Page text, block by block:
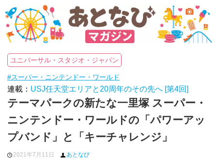
ユニバーサル・スタジオ・ジャパン
#スーパー・ニンテンドー・ワールド
連載： USJ任天堂エリアと20周年のその先へ [第4回]
テーマパークの新たな一里塚 スーパー・
ニンテンドー・ワールドの「パワーアッ
プバンド」と「キーチャレンジ」
2021年7月11日 あとなび